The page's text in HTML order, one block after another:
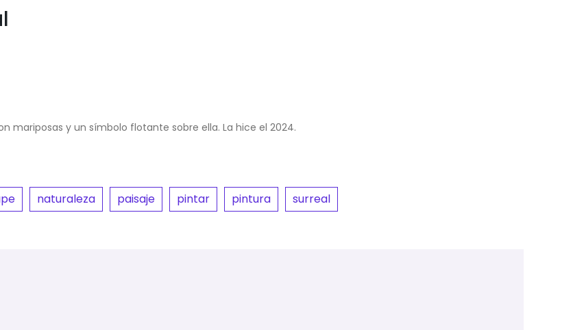
mariposas y un símbolo flotante sobre ella. La hice el 2024.
naturaleza paisaje pintar pintura surreal